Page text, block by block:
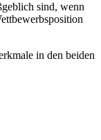
sind, wenn
in den beiden